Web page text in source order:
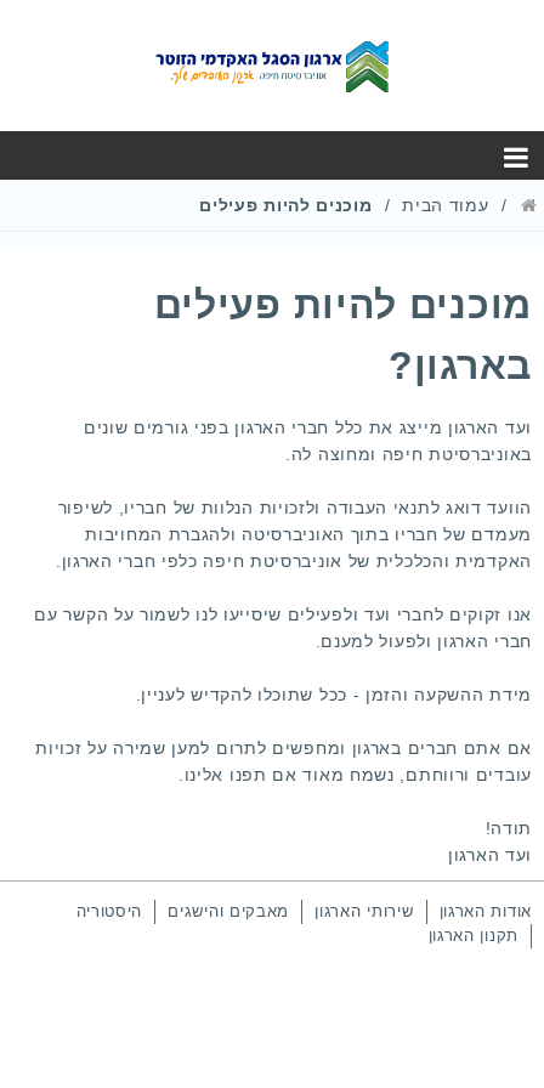
עמוד הבית מוכנים להיות פעילים
מוכנים להיות פעילים
בארגון?
ועד הארגון מייצג את כלל חברי הארגון בפני גורמים שונים
באוניברסיטת חיפה ומחוצה לה.
הוועד דואג לתנאי העבודה ולזכויות הנלוות של חבריו, לשיפור
מעמדם של חבריו בתוך האוניברסיטה ולהגברת המחויבות
האקדמית והכלכלית של אוניברסיטת חיפה כלפי חברי הארגון.
אנו זקוקים לחברי ועד ולפעילים שיסייעו לנו לשמור על הקשר עם
חברי הארגון ולפעול למענם.
מידת ההשקעה והזמן - ככל שתוכלו להקדיש לעניין.
אם אתם חברים בארגון ומחפשים לתרום למען שמירה על זכויות
עובדים ורווחתם, נשמח מאוד אם תפנו אלינו
תודה!
ועד הארגון
אודות הארגון שירותי הארגון מאבקים והישגים
היסטוריה
תקנון הארגון